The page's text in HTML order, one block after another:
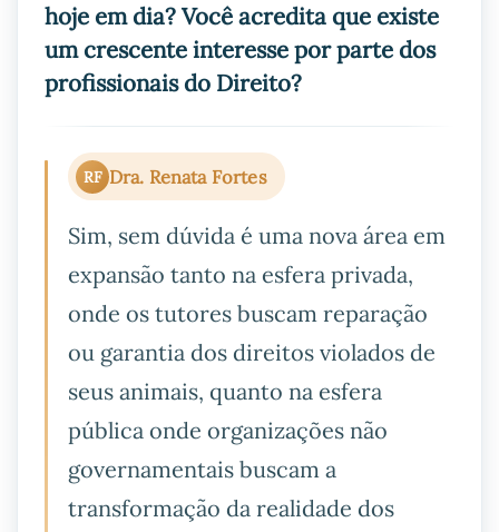
hoje em dia? Você acredita que existe
um crescente interesse por parte dos
profissionais do Direito?
RF Dra. Renata Fortes
Sim, sem dúvida é uma nova área em
expansão tanto na esfera privada,
onde os tutores buscam reparação
ou garantia dos direitos violados de
seus animais, quanto na esfera
pública onde organizações não
governamentais buscam a
transformação da realidade dos